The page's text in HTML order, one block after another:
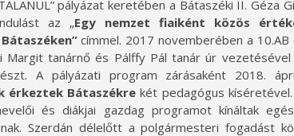
pályázat keretében a Bátaszéki II. Géza
az „Egy nemzet fiaiként közös
címmel. 2017 novemberében a 10.AB
Margit tanárnő és Pálffy Pál tanár úr
A pályázati program zárásaként 2018.
érkeztek Bátaszékre két pedagógus
és diákjai gazdag programot kínáltak
Szerdán délelőtt a polgármesteri fogadást